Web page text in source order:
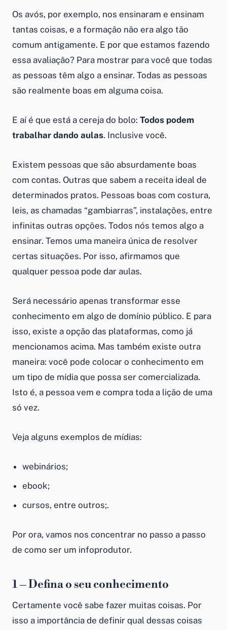
Os avós, por exemplo, nos ensinaram e ensinam
tantas coisas, e a formação não era algo tão
comum antigamente. E por que estamos fazendo
essa avaliação? Para mostrar para você que todas
as pessoas têm algo a ensinar. Todas as pessoas
são realmente boas em alguma coisa.
E aí é que está a cereja do bolo: Todos podem
trabalhar dando aulas. Inclusive você.
Existem pessoas que são absurdamente boas
com contas. Outras que sabem a receita ideal de
determinados pratos. Pessoas boas com costura,
leis, as chamadas “gambiarras”, instalações, entre
infinitas outras opções. Todos nós temos algo a
ensinar. Temos uma maneira única de resolver
certas situações. Por isso, afirmamos que
qualquer pessoa pode dar aulas.
Será necessário apenas transformar esse
conhecimento em algo de domínio público. E para
isso, existe a opção das plataformas, como já
mencionamos acima. Mas também existe outra
maneira: você pode colocar o conhecimento em
um tipo de mídia que possa ser comercializada.
Isto é, a pessoa vem e compra toda a lição de uma
só vez.
Veja alguns exemplos de mídias:
webinários;
ebook;
cursos, entre outros;.
Por ora, vamos nos concentrar no passo a passo
de como ser um infoprodutor.
1 – Defina o seu conhecimento
Certamente você sabe fazer muitas coisas. Por
isso a importância de definir qual dessas coisas